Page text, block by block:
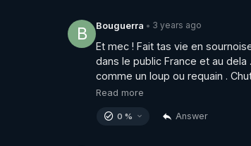
B Bouguerra • 3 years ago
Et mec ! Fait tas vie en
dans le public France et au
comme un loup ou requain .
Read more
0 % Answer